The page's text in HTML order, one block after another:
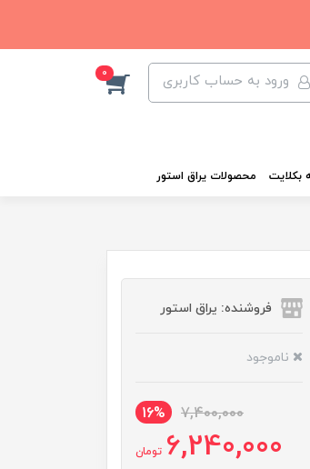
ورود به حساب کاربری 0
بکلایت محصولات یراق استور
فروشنده: یراق استور
ناموجود
7,400,000
16%
6,240,000 تومان